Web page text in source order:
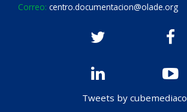
Correo: centro.documentacion@olade.org
Tweets by cubemediaco